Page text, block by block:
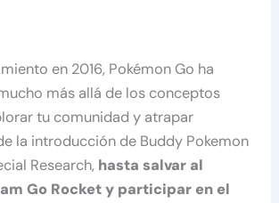
en 2016, Pokémon Go ha
más allá de los conceptos
tu comunidad y atrapar
la introducción de Buddy Pokemon
Research, hasta salvar al
Go Rocket y participar en el